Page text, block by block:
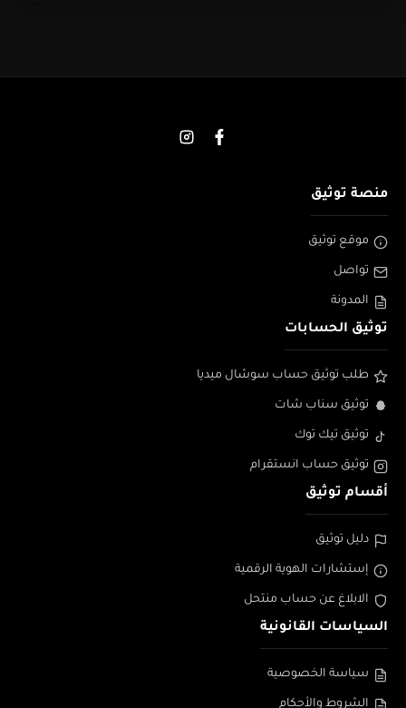
منصة توثيق
موقع توثيق
تواصل
المدونة
توثيق الحسابات
طلب توثيق حساب سوشال ميديا
توثيق سناب شات
توثيق تيك توك
توثيق حساب انستقرام
أقسام توثيق
دليل توثيق
إستشارات الهوية الرقمية
الابلاغ عن حساب منتحل
السياسات القانونية
سياسة الخصوصية
الشروط والأحكام